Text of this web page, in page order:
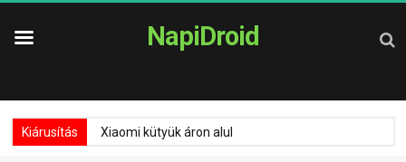
NapiDroid
Kiárusítás Xiaomi kütyük áron alul